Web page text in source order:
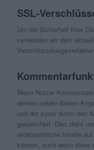
SSL-
Um die Sicherheit Ihrer
verwenden wir dem
Wenn Nutzer
werden neben diesen
und der zuvor durch den
gespeichert. Dies dient
widerrechtliche Inhalte
können, auch wenn diese